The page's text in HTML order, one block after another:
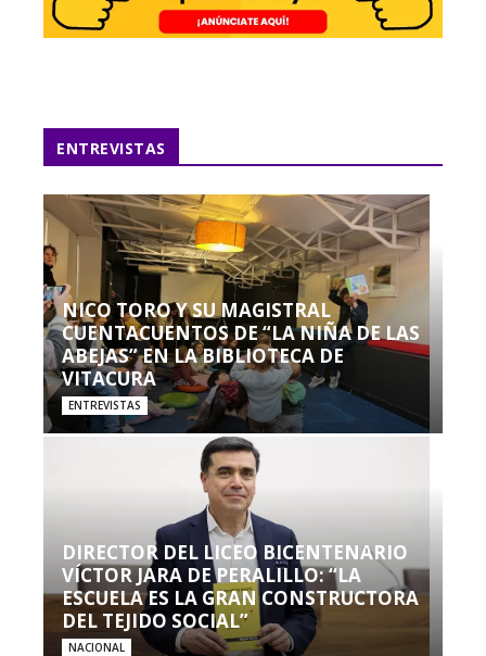
ENTREVISTAS
NICO TORO Y SU MAGISTRAL
CUENTACUENTOS DE “LA NIÑA DE LAS
ABEJAS” EN LA BIBLIOTECA DE
VITACURA
ENTREVISTAS
DIRECTOR DEL LICEO BICENTENARIO
VÍCTOR JARA DE PERALILLO: “LA
ESCUELA ES LA GRAN CONSTRUCTORA
DEL TEJIDO SOCIAL”
NACIONAL